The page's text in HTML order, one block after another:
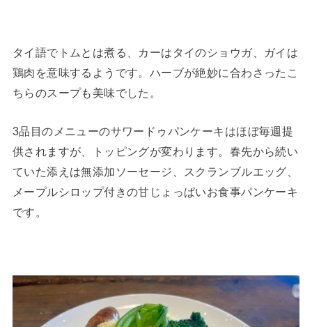
タイ語でトムとは煮る、カーはタイのショウガ、ガイは
鶏肉を意味するようです。ハーブが絶妙に合わさったこ
ちらのスープも美味でした。
3品目のメニューのサワードゥパンケーキはほぼ毎週提
供されますが、トッピングが変わります。春先から続い
ていた添えは無添加ソーセージ、スクランブルエッグ、
メープルシロップ付きの甘じょっぱいお食事パンケーキ
です。